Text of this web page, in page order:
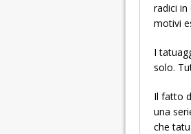
radici in
motivi
I
solo.
Il fatto
una
che